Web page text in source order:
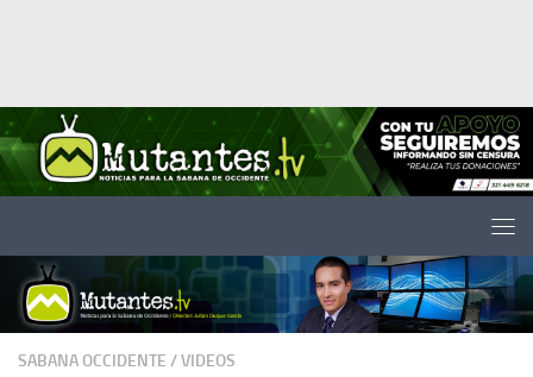
SABANA OCCIDENTE /VIDEOS